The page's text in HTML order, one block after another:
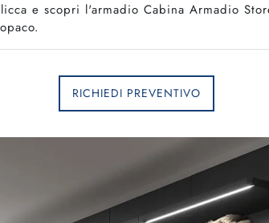
e scopri l'armadio Cabina Armadio
opaco.
RICHIEDI PREVENTIVO